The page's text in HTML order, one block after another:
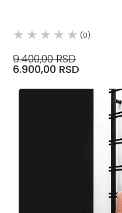
(0)
9.400,00 RSD
6.900,00 RSD